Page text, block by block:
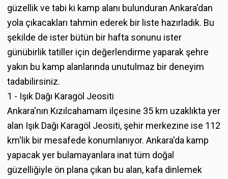
güzellik ve tabi ki kamp alanı bulunduran Ankara'dan
yola çıkacakları tahmin ederek bir liste hazırladık. Bu
şekilde de ister bütün bir hafta sonunu ister
günübirlik tatiller için değerlendirme yaparak şehre
yakın bu kamp alanlarında unutulmaz bir deneyim
tadabilirsiniz.
1 - Işık Dağı Karagöl Jeositi
Ankara'nın Kızılcahamam ilçesine 35 km uzaklıkta yer
alan Işık Dağı Karagöl Jeositi, şehir merkezine ise 112
km'lik bir mesafede konumlanıyor. Ankara'da kamp
yapacak yer bulamayanlara inat tüm doğal
güzelliğiyle ön plana çıkan bu alan, kafa dinlemek